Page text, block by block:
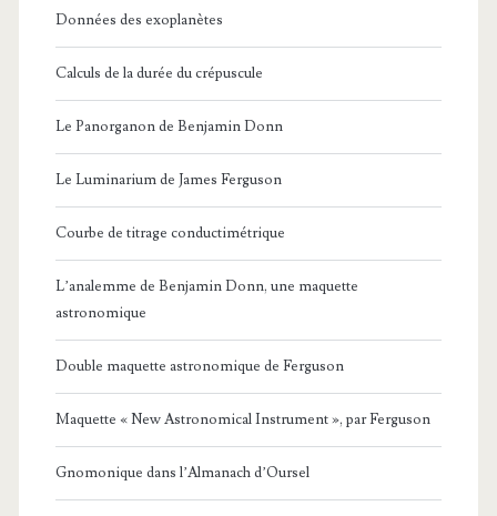
Données des exoplanètes
Calculs de la durée du crépuscule
Le Panorganon de Benjamin Donn
Le Luminarium de James Ferguson
Courbe de titrage conductimétrique
L’analemme de Benjamin Donn, une maquette
astronomique
Double maquette astronomique de Ferguson
Maquette « New Astronomical Instrument », par Ferguson
Gnomonique dans l’Almanach d’Oursel